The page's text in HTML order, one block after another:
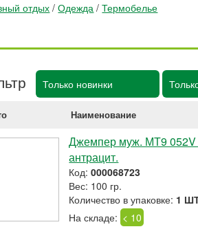
отдых /Одежда /Термобелье
Только новинки
Наименование
Джемпер муж. МТ9 052V
антрацит.
Код:000068723
Вес: 100 гр.
Количество в упаковке: 1
На складе: < 10